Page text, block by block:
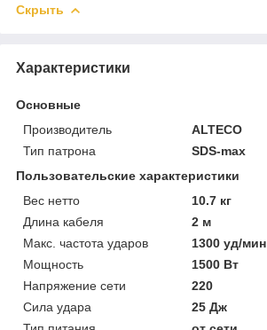
Скрыть
Характеристики
Основные
Производитель
ALTECO
Тип патрона
SDS-max
Пользовательские характеристики
Вес нетто
10.7 кг
Длина кабеля
2 м
Макс. частота ударов
1300 уд/мин
Мощность
1500 Вт
Напряжение сети
220
Сила удара
25 Дж